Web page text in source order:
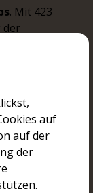
. Mit 423
der
super
Erfolg
Filati,
Brugg
auf
auf der
der